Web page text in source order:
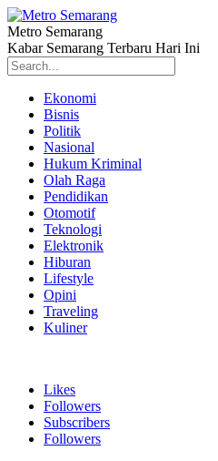
Metro Semarang
Kabar Semarang Terbaru Hari Ini
Ekonomi
Bisnis
Politik
Nasional
Hukum Kriminal
Olah Raga
Pendidikan
Otomotif
Teknologi
Elektronik
Hiburan
Lifestyle
Opini
Traveling
Kuliner
Likes
Followers
Subscribers
Followers